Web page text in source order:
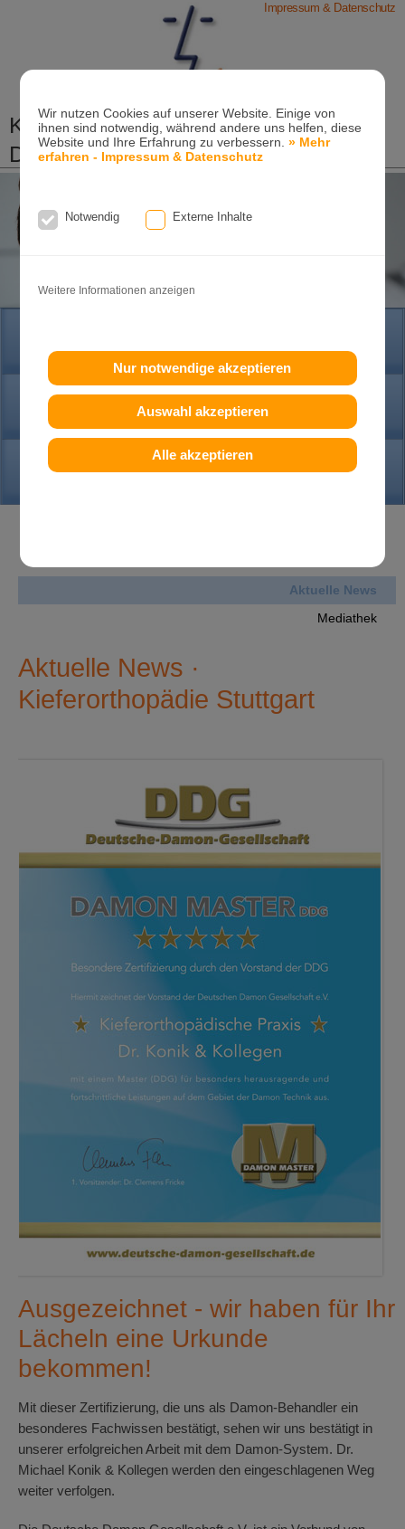
Wir nutzen Cookies auf unserer Website. Einige von
ihnen sind notwendig, während andere uns helfen, diese
Website und Ihre Erfahrung zu verbessern.» Mehr
erfahren - Impressum & Datenschutz
Notwendig Externe Inhalte
Weitere Informationen anzeigen
Nur notwendige akzeptieren
Auswahl akzeptieren
Alle akzeptieren
Impressum & Datenschutz
Kieferorthopädische Praxis
Dr. Konik & Kollegen
Zahn- und Kieferregulierungen für Kinder und
Erwachsene
Ganzheitliche-Kieferorthopädie
Erwachsenen-Kieferorthopädie
PRAXIS
KONTAKT
Aktuelle News
Mediathek
Aktuelle News ·
Kieferorthopädie Stuttgart
Ausgezeichnet - wir haben für Ihr
Lächeln eine Urkunde
bekommen!
Mit dieser Zertifizierung, die uns als Damon-Behandler ein
besonderes Fachwissen bestätigt, sehen wir uns bestätigt in
unserer erfolgreichen Arbeit mit dem Damon-System. Dr.
Michael Konik & Kollegen werden den eingeschlagenen Weg
weiter verfolgen.